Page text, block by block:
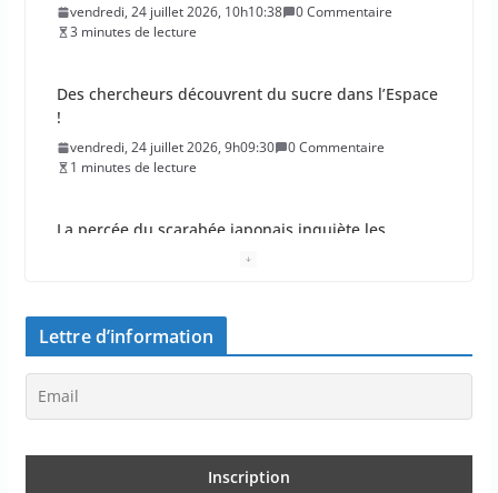
vendredi, 24 juillet 2026, 10h10:38
0 Commentaire
3 minutes de lecture
Des chercheurs découvrent du sucre dans l’Espace
!
vendredi, 24 juillet 2026, 9h09:30
0 Commentaire
1 minutes de lecture
La percée du scarabée japonais inquiète les
hectares en France
jeudi, 23 juillet 2026, 10h10:30
0 Commentaire
Lettre d’information